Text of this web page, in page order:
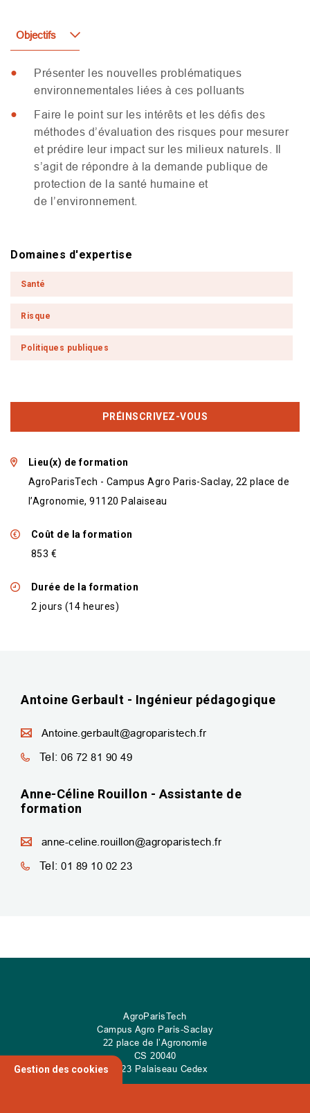
Objectifs
Présenter les nouvelles problématiques
environnementales liées à ces polluants
Faire le point sur les intérêts et les défis des
méthodes d’évaluation des risques pour mesurer
et prédire leur impact sur les milieux naturels. Il
s’agit de répondre à la demande publique de
protection de la santé humaine et
de l’environnement.
Domaines d'expertise
Santé
Risque
Politiques publiques
PRÉINSCRIVEZ-VOUS
Lieu(x) de formation
AgroParisTech - Campus Agro Paris-Saclay, 22 place de
l’Agronomie, 91120 Palaiseau
Coût de la formation
853 €
Durée de la formation
2 jours (14 heures)
Antoine Gerbault - Ingénieur pédagogique
Antoine.gerbault@agroparistech.fr
Tel: 06 72 81 90 49
Anne-Céline Rouillon - Assistante de
formation
anne-celine.rouillon@agroparistech.fr
Tel: 01 89 10 02 23
AgroParisTech
Campus Agro Paris-Saclay
22 place de l’Agronomie
CS 20040
91 123 Palaiseau Cedex
Gestion des cookies